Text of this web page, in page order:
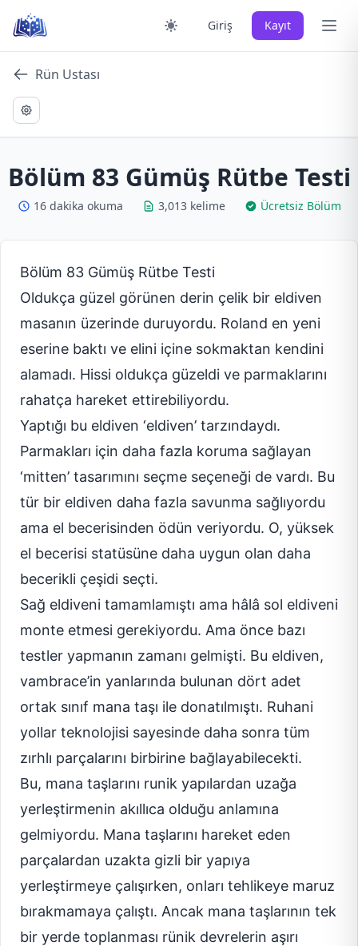
content
Giriş Kayıt Ana
Rün Ustası
Bölüm 83 Gümüş Rütbe Testi
16 dakika okuma 3,013 kelime Ücretsiz Bölüm
Bölüm 83 Gümüş Rütbe Testi
Oldukça güzel görünen derin çelik bir eldiven
masanın üzerinde duruyordu. Roland en yeni
eserine baktı ve elini içine sokmaktan kendini
alamadı. Hissi oldukça güzeldi ve parmaklarını
rahatça hareket ettirebiliyordu.
Yaptığı bu eldiven ‘eldiven’ tarzındaydı.
Parmakları için daha fazla koruma sağlayan
‘mitten’ tasarımını seçme seçeneği de vardı. Bu
tür bir eldiven daha fazla savunma sağlıyordu
ama el becerisinden ödün veriyordu. O, yüksek
el becerisi statüsüne daha uygun olan daha
becerikli çeşidi seçti.
Sağ eldiveni tamamlamıştı ama hâlâ sol eldiveni
monte etmesi gerekiyordu. Ama önce bazı
testler yapmanın zamanı gelmişti. Bu eldiven,
vambrace’in yanlarında bulunan dört adet
ortak sınıf mana taşı ile donatılmıştı. Ruhani
yollar teknolojisi sayesinde daha sonra tüm
zırhlı parçalarını birbirine bağlayabilecekti.
Bu, mana taşlarını runik yapılardan uzağa
yerleştirmenin akıllıca olduğu anlamına
gelmiyordu. Mana taşlarını hareket eden
parçalardan uzakta gizli bir yapıya
yerleştirmeye çalışırken, onları tehlikeye maruz
bırakmamaya çalıştı. Ancak mana taşlarının tek
bir yerde toplanması rünik devrelerin aşırı